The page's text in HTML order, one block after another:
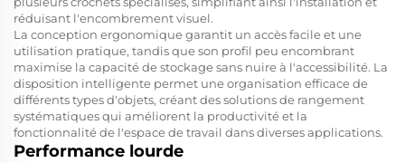
réduisant l'encombrement visuel.
La conception ergonomique garantit un accès facile et une
utilisation pratique, tandis que son profil peu encombrant
maximise la capacité de stockage sans nuire à l'accessibilité. La
disposition intelligente permet une organisation efficace de
différents types d'objets, créant des solutions de rangement
systématiques qui améliorent la productivité et la
fonctionnalité de l'espace de travail dans diverses applications.
Performance lourde